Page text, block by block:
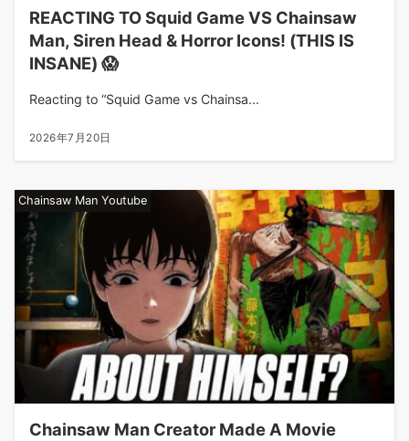
REACTING TO Squid Game VS Chainsaw
Man, Siren Head & Horror Icons! (THIS IS
INSANE) 😱
Reacting to “Squid Game vs Chainsa...
2026年7月20日
Chainsaw Man Youtube
Chainsaw Man Creator Made A Movie